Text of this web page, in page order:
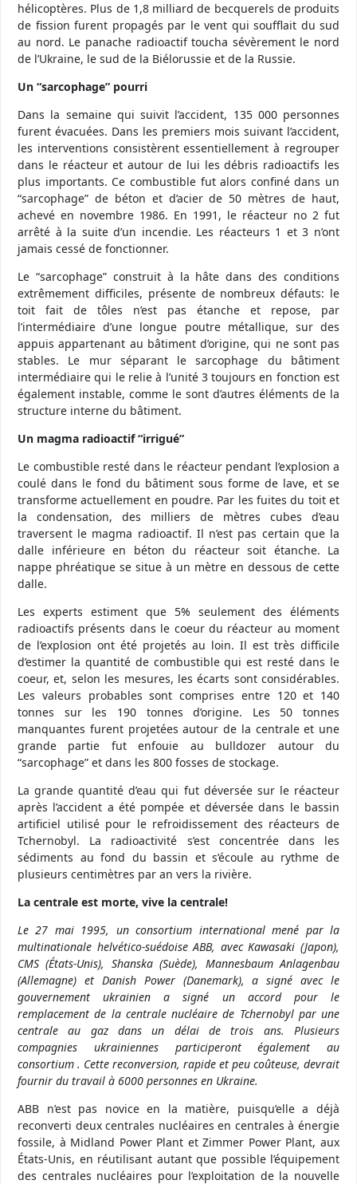
hélicoptères. Plus de 1,8 milliard de becquerels de produits
de fission furent propagés par le vent qui soufflait du sud
au nord. Le panache radioactif toucha sévèrement le nord
de l’Ukraine, le sud de la Biélorussie et de la Russie.
Un “sarcophage” pourri
Dans la semaine qui suivit l’accident, 135 000 personnes
furent évacuées. Dans les premiers mois suivant l’accident,
les interventions consistèrent essentiellement à regrouper
dans le réacteur et autour de lui les débris radioactifs les
plus importants. Ce combustible fut alors confiné dans un
“sarcophage” de béton et d’acier de 50 mètres de haut,
achevé en novembre 1986. En 1991, le réacteur no 2 fut
arrêté à la suite d’un incendie. Les réacteurs 1 et 3 n’ont
jamais cessé de fonctionner.
Le “sarcophage” construit à la hâte dans des conditions
extrêmement difficiles, présente de nombreux défauts: le
toit fait de tôles n’est pas étanche et repose, par
l’intermédiaire d’une longue poutre métallique, sur des
appuis appartenant au bâtiment d’origine, qui ne sont pas
stables. Le mur séparant le sarcophage du bâtiment
intermédiaire qui le relie à l’unité 3 toujours en fonction est
également instable, comme le sont d’autres éléments de la
structure interne du bâtiment.
Un magma radioactif “irrigué”
Le combustible resté dans le réacteur pendant l’explosion a
coulé dans le fond du bâtiment sous forme de lave, et se
transforme actuellement en poudre. Par les fuites du toit et
la condensation, des milliers de mètres cubes d’eau
traversent le magma radioactif. Il n’est pas certain que la
dalle inférieure en béton du réacteur soit étanche. La
nappe phréatique se situe à un mètre en dessous de cette
dalle.
Les experts estiment que 5% seulement des éléments
radioactifs présents dans le coeur du réacteur au moment
de l’explosion ont été projetés au loin. Il est très difficile
d’estimer la quantité de combustible qui est resté dans le
coeur, et, selon les mesures, les écarts sont considérables.
Les valeurs probables sont comprises entre 120 et 140
tonnes sur les 190 tonnes d’origine. Les 50 tonnes
manquantes furent projetées autour de la centrale et une
grande partie fut enfouie au bulldozer autour du
“sarcophage” et dans les 800 fosses de stockage.
La grande quantité d’eau qui fut déversée sur le réacteur
après l’accident a été pompée et déversée dans le bassin
artificiel utilisé pour le refroidissement des réacteurs de
Tchernobyl. La radioactivité s’est concentrée dans les
sédiments au fond du bassin et s’écoule au rythme de
plusieurs centimètres par an vers la rivière.
La centrale est morte, vive la centrale!
Le 27 mai 1995, un consortium international mené par la
multinationale helvético-suédoise ABB, avec Kawasaki (Japon),
CMS (États-Unis), Shanska (Suède), Mannesbaum Anlagenbau
(Allemagne) et Danish Power (Danemark), a signé avec le
gouvernement ukrainien a signé un accord pour le
remplacement de la centrale nucléaire de Tchernobyl par une
centrale au gaz dans un délai de trois ans. Plusieurs
compagnies ukrainiennes participeront également au
consortium . Cette reconversion, rapide et peu coûteuse, devrait
fournir du travail à 6000 personnes en Ukraine.
ABB n’est pas novice en la matière, puisqu’elle a déjà
reconverti deux centrales nucléaires en centrales à énergie
fossile, à Midland Power Plant et Zimmer Power Plant, aux
États-Unis, en réutilisant autant que possible l’équipement
des centrales nucléaires pour l’exploitation de la nouvelle